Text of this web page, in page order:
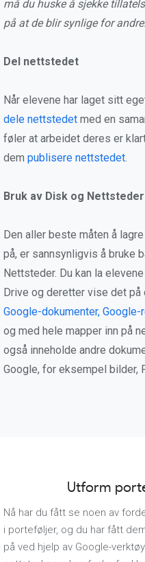
må du huske å sjekke
på at de blir synlige for andre.
Del nettstedet
Når elevene har laget sitt
dele nettstedet med en
føler at arbeidet deres er
dem publisere nettstedet.
Bruk av Disk og Nettsteder
Den aller beste måten å
på, er sannsynligvis å bruke
Nettsteder. Du kan la
Drive og deretter vise det
Google-dokumenter,
og med hele mapper inn på
også inneholde andre
Google, for eksempel bilder,
Utform
Nå har du fått se noen av
i porteføljer, og du har fått
på ved hjelp av Google-